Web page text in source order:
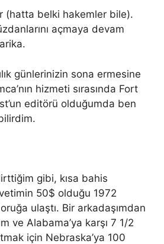
(hatta belki hakemler bile).
açmaya devam
günlerinizin sona ermesine
hizmeti sırasında Fort
editörü olduğumda ben
gibi, kısa bahis
50$ olduğu 1972
ulaştı. Bir arkadaşımdan
ve Alabama’ya karşı 7 1/2
için Nebraska’ya 100